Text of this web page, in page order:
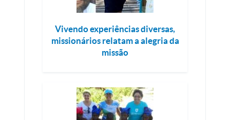
Vivendo experiências diversas,
missionários relatam a alegria da
missão